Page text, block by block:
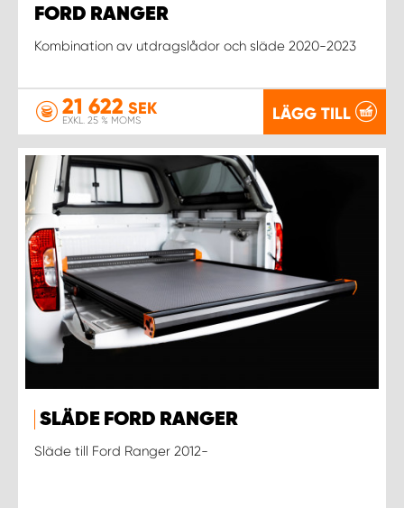
FORD RANGER
Kombination av utdragslådor och släde 2020-2023
21 622 SEK
EXKL. 25 % MOMS LÄGG TILL
SLÄDE FORD RANGER
Släde till Ford Ranger 2012-